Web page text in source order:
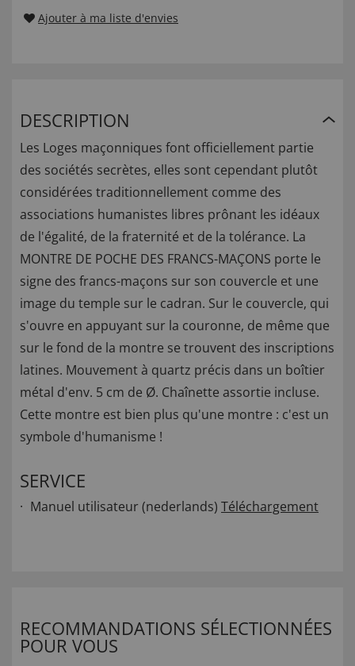
Ajouter à ma liste d'envies
DESCRIPTION
Les Loges maçonniques font officiellement partie
des sociétés secrètes, elles sont cependant plutôt
considérées traditionnellement comme des
associations humanistes libres prônant les idéaux
de l'égalité, de la fraternité et de la tolérance. La
MONTRE DE POCHE DES FRANCS-MAÇONS porte le
signe des francs-maçons sur son couvercle et une
image du temple sur le cadran. Sur le couvercle, qui
s'ouvre en appuyant sur la couronne, de même que
sur le fond de la montre se trouvent des inscriptions
latines. Mouvement à quartz précis dans un boîtier
métal d'env. 5 cm de Ø. Chaînette assortie incluse.
Cette montre est bien plus qu'une montre : c'est un
symbole d'humanisme !
SERVICE
Manuel utilisateur (nederlands) Téléchargement
RECOMMANDATIONS SÉLECTIONNÉES
POUR VOUS